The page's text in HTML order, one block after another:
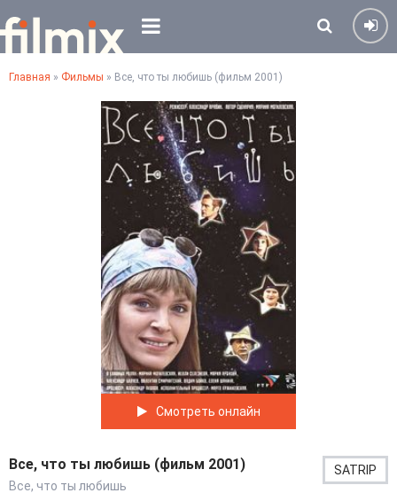
Главная » Фильмы » Все, что ты любишь (фильм 2001)
Смотреть онлайн
Все, что ты любишь (фильм 2001)
Все, что ты любишь
SATRIP